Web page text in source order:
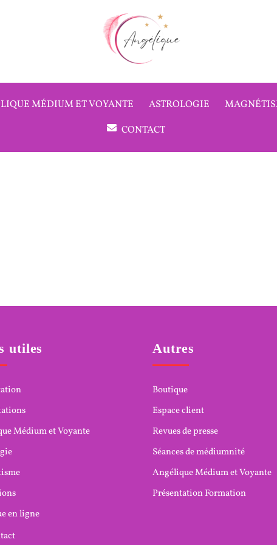
MÉDIUM ET VOYANTE ASTROLOGIE
CONTACT
utiles
Médium et Voyante
en ligne
Autres
Boutique
Espace client
Revues de presse
Séances de médiumnité
Angélique Médium et Voyante
Présentation Formation